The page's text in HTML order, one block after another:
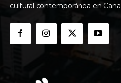
cultural contemporánea en